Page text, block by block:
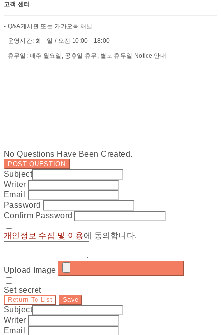
고객 센터
- Q&A게시판 또는 카카오톡 채널
- 운영시간: 화 - 일 / 오전 10:00 - 18:00
- 휴무일: 매주 월요일, 공휴일 휴무, 별도 휴무일 Notice 안내
No Questions Have Been Created.
POST QUESTION
Subject
Writer
Email
Password
Confirm Password
개인정보 수집 및 이용에 동의합니다.
Upload Image
Set secret
Return To List Save
Subject
Writer
Email